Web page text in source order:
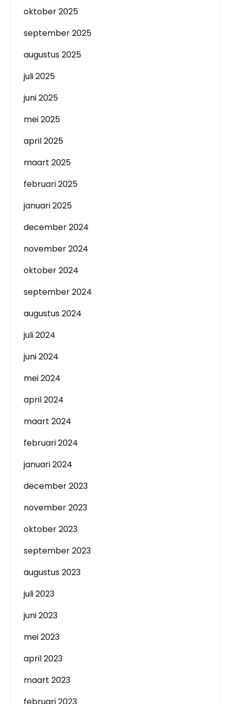
oktober 2025
september 2025
augustus 2025
juli 2025
juni 2025
mei 2025
april 2025
maart 2025
februari 2025
januari 2025
december 2024
november 2024
oktober 2024
september 2024
augustus 2024
juli 2024
juni 2024
mei 2024
april 2024
maart 2024
februari 2024
januari 2024
december 2023
november 2023
oktober 2023
september 2023
augustus 2023
juli 2023
juni 2023
mei 2023
april 2023
maart 2023